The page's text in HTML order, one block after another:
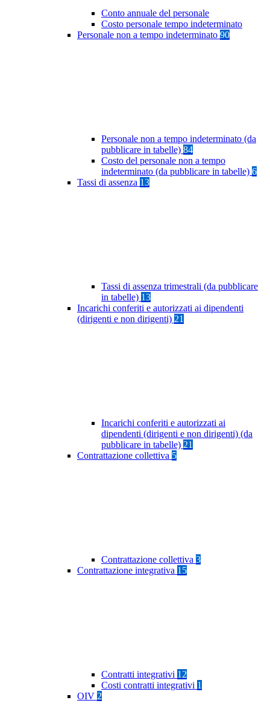
Conto annuale del personale
Costo personale tempo indeterminato
Personale non a tempo indeterminato 90
Personale non a tempo indeterminato (da
pubblicare in tabelle) 84
Costo del personale non a tempo
indeterminato (da pubblicare in tabelle) 6
Tassi di assenza 13
Tassi di assenza trimestrali (da pubblicare
in tabelle) 13
Incarichi conferiti e autorizzati ai dipendenti
(dirigenti e non dirigenti) 21
Incarichi conferiti e autorizzati ai
dipendenti (dirigenti e non dirigenti) (da
pubblicare in tabelle) 21
Contrattazione collettiva 5
Contrattazione collettiva 3
Contrattazione integrativa 15
Contratti integrativi 12
Costi contratti integrativi 1
OIV 2